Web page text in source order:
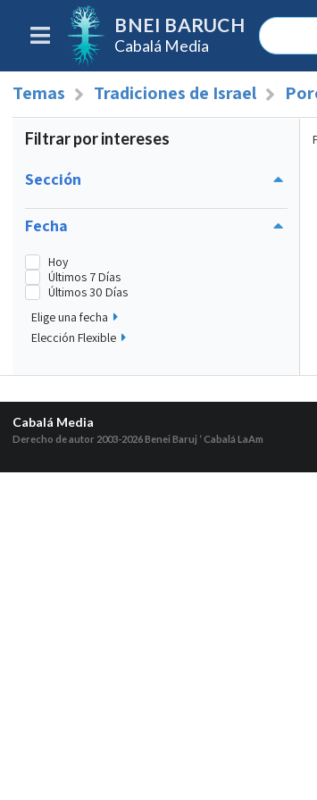
BNEI BARUCH
Cabalá Media
Temas Tradiciones de Israel
Filtrar por intereses
Sección
Fecha
Hoy
Últimos 7 Días
Últimos 30 Días
Elige una fecha
Elección Flexible
Cabalá Media
Derecho de autor 2003-2026Benei Baruj ‘ Cabalá LaAm